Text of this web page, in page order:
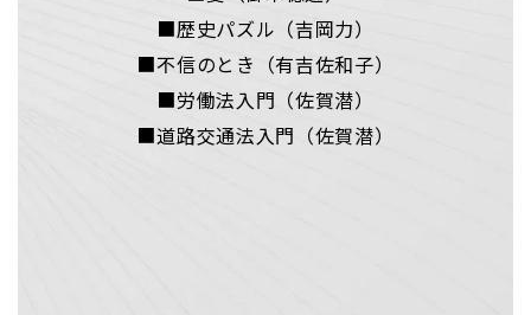
■歴史パズル（吉岡力）
■不信のとき（有吉佐和子）
■労働法入門（佐賀潜）
■道路交通法入門（佐賀潜）